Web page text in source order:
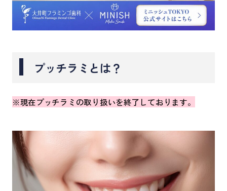
プッチラミとは？
※現在プッチラミの取り扱いを終了しております。